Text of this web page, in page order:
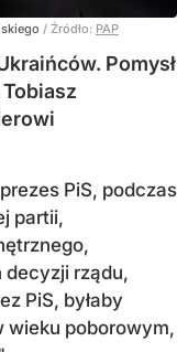
/ Źródło: PAP
Pomysł
PiS, podczas
partii,
decyzji rządu,
PiS, byłaby
wieku poborowym,